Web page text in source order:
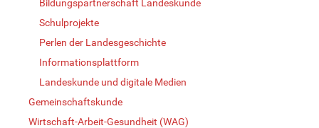
Bildungspartnerschaft Landeskunde
Schulprojekte
Perlen der Landesgeschichte
Informationsplattform
Landeskunde und digitale Medien
Gemeinschaftskunde
Wirtschaft-Arbeit-Gesundheit (WAG)